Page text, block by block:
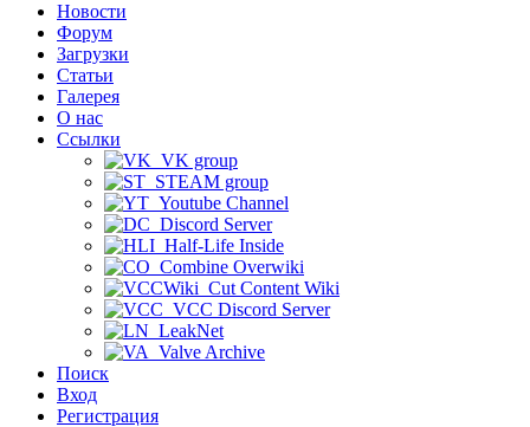
Новости
Форум
Загрузки
Статьи
Галерея
О нас
Ссылки
VK group
STEAM group
Youtube Channel
Discord Server
Half-Life Inside
Combine Overwiki
Cut Content Wiki
VCC Discord Server
LeakNet
Valve Archive
Поиск
Вход
Регистрация